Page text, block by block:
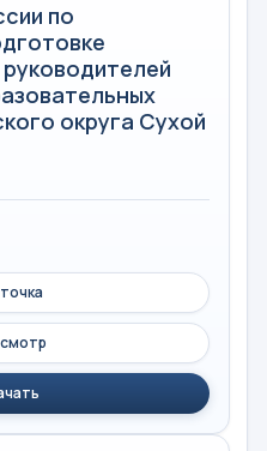
по
округа Сухой